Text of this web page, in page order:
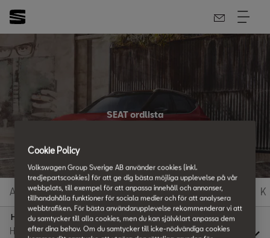
SEAT ordlista
Allt du vill veta
A B C D E F G H I K
H
Cookie Policy
Volkswagen Group Sverige AB använder cookies (inkl.
tredjepartscookies) för att ge dig bästa möjliga upplevelse på vår
webbplats, till exempel för att anpassa innehåll och annonser,
tillhandahålla funktioner för sociala medier och för att analysera
webbtrafiken. För bästa användarupplevelse rekommenderar vi att
du samtycker till alla cookies, men du kan självklart anpassa dem
efter dina behov. Om du samtycker till icke-nödvändiga cookies